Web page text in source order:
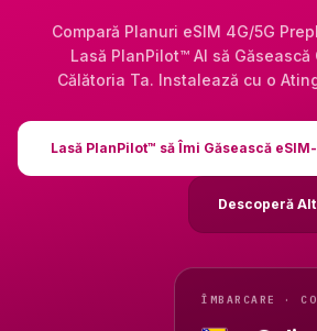
Compară Planuri eSIM 4G/5G
Lasă PlanPilot™ AI să
Călătoria Ta. Instalează cu o
Lasă PlanPilot™ să Îmi Găsească
Descoperă
ÎMBARCARE ·